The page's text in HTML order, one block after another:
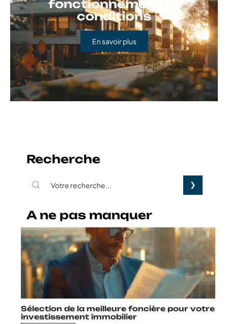
fonctionnement et
conditions
En savoir plus
Recherche
A ne pas manquer
Sélection de la meilleure foncière pour votre
investissement immobilier